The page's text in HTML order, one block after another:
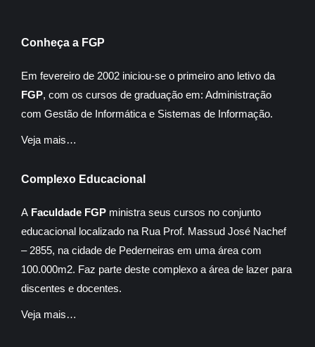
Conheça a FGP
Em fevereiro de 2002 iniciou-se o primeiro ano letivo da
FGP, com os cursos de graduação em: Administração
com Gestão de Informática e Sistemas de Informação.
Veja mais…
Complexo Educacional
A Faculdade FGP ministra seus cursos no conjunto
educacional localizado na Rua Prof. Massud José Nachef
– 2855, na cidade de Pederneiras em uma área com
100.000m2. Faz parte deste complexo a área de lazer para
discentes e docentes.
Veja mais…